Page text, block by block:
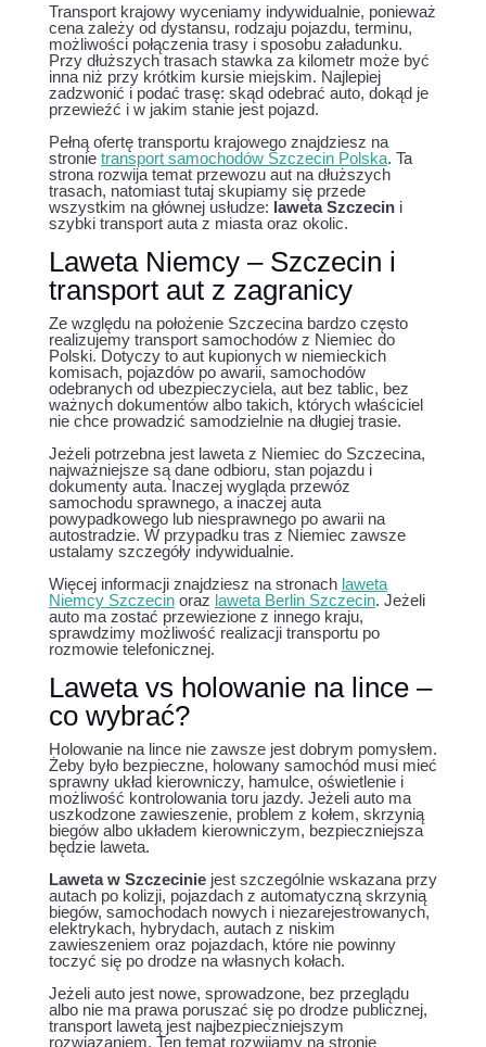
Transport krajowy wyceniamy indywidualnie, ponieważ
cena zależy od dystansu, rodzaju pojazdu, terminu,
możliwości połączenia trasy i sposobu załadunku.
Przy dłuższych trasach stawka za kilometr może być
inna niż przy krótkim kursie miejskim. Najlepiej
zadzwonić i podać trasę: skąd odebrać auto, dokąd je
przewieźć i w jakim stanie jest pojazd.
Pełną ofertę transportu krajowego znajdziesz na
stronie transport samochodów Szczecin Polska. Ta
strona rozwija temat przewozu aut na dłuższych
trasach, natomiast tutaj skupiamy się przede
wszystkim na głównej usłudze: laweta Szczecini
szybki transport auta z miasta oraz okolic.
Laweta Niemcy – Szczecin i
transport aut z zagranicy
Ze względu na położenie Szczecina bardzo często
realizujemy transport samochodów z Niemiec do
Polski. Dotyczy to aut kupionych w niemieckich
komisach, pojazdów po awarii, samochodów
odebranych od ubezpieczyciela, aut bez tablic, bez
ważnych dokumentów albo takich, których właściciel
nie chce prowadzić samodzielnie na długiej trasie.
Jeżeli potrzebna jest laweta z Niemiec do Szczecina,
najważniejsze są dane odbioru, stan pojazdu i
dokumenty auta. Inaczej wygląda przewóz
samochodu sprawnego, a inaczej auta
powypadkowego lub niesprawnego po awarii na
autostradzie. W przypadku tras z Niemiec zawsze
ustalamy szczegóły indywidualnie.
Więcej informacji znajdziesz na stronach laweta
Niemcy Szczecinoraz laweta Berlin Szczecin. Jeżeli
auto ma zostać przewiezione z innego kraju,
sprawdzimy możliwość realizacji transportu po
rozmowie telefonicznej.
Laweta vs holowanie na lince –
co wybrać?
Holowanie na lince nie zawsze jest dobrym pomysłem.
Żeby było bezpieczne, holowany samochód musi mieć
sprawny układ kierowniczy, hamulce, oświetlenie i
możliwość kontrolowania toru jazdy. Jeżeli auto ma
uszkodzone zawieszenie, problem z kołem, skrzynią
biegów albo układem kierowniczym, bezpieczniejsza
będzie laweta.
Laweta w Szczeciniejest szczególnie wskazana przy
autach po kolizji, pojazdach z automatyczną skrzynią
biegów, samochodach nowych i niezarejestrowanych,
elektrykach, hybrydach, autach z niskim
zawieszeniem oraz pojazdach, które nie powinny
toczyć się po drodze na własnych kołach.
Jeżeli auto jest nowe, sprowadzone, bez przeglądu
albo nie ma prawa poruszać się po drodze publicznej,
transport lawetą jest najbezpieczniejszym
rozwiązaniem. Ten temat rozwijamy na stronie